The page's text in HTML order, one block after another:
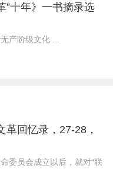
”十年》一书摘录选
产阶级文化 ...
回忆录，27-28，
委员会成立以后，就对“联